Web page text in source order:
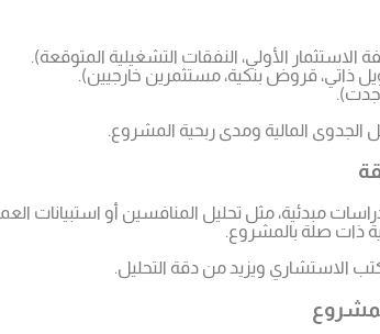
الاستثمار الأولي، النفقات التشغيلية المتوقعة).
ذاتي، قروض بنكية، مستثمرين خارجيين).
الجدوى المالية ومدى ربحية المشروع.
مبدئية، مثل تحليل المنافسين أو استبيانات
ذات صلة بالمشروع.
الاستشاري ويزيد من دقة التحليل.